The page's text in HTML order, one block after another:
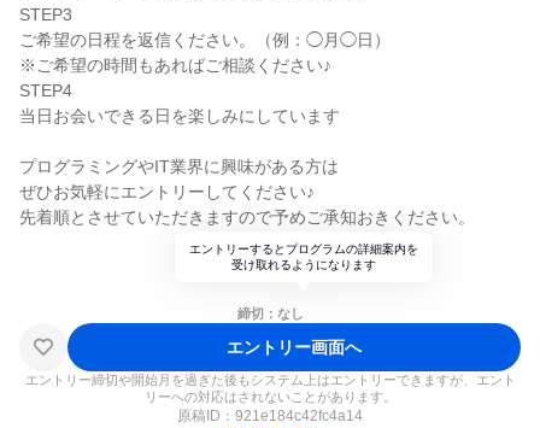
STEP3
ご希望の日程を返信ください。（例：◯月◯日）
※ご希望の時間もあればご相談ください♪
STEP4
当日お会いできる日を楽しみにしています
プログラミングやIT業界に興味がある方は
ぜひお気軽にエントリーしてください♪
先着順とさせていただきますので予めご承知おきください。
エントリーするとプログラムの詳細案内を
受け取れるようになります
締切：なし
エントリー画面へ
エントリー締切や開始月を過ぎた後もシステム上はエントリーできますが、エント
リーへの対応はされないことがあります。
原稿ID： 921e184c42fc4a14